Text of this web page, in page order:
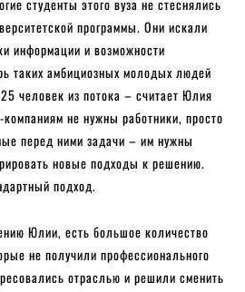
студенты этого вуза не стеснялись
программы. Они искали
информации и возможности
таких амбициозных молодых людей
человек из потока – считает Юлия
не нужны работники, просто
перед ними задачи – им нужны
новые подходы к решению.
подход.
Юлии, есть большое количество
не получили профессионального
отраслью и решили сменить